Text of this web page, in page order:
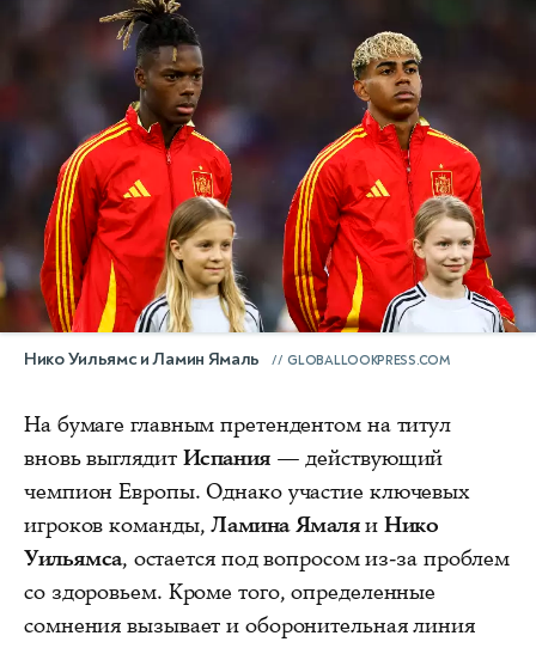
Нико Уильямс и Ламин Ямаль GLOBALLOOKPRESS.COM
На бумаге главным претендентом на титул
вновь выглядит Испания— действующий
чемпион Европы. Однако участие ключевых
игроков команды,Ламина ЯмаляиНико
Уильямса, остается под вопросом из-за проблем
со здоровьем. Кроме того, определенные
сомнения вызывает и оборонительная линия